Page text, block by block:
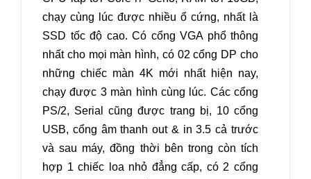
chạy cùng lúc được nhiều ổ cứng, nhất là
SSD tốc độ cao. Có cổng VGA phổ thông
nhất cho mọi màn hình, có 02 cổng DP cho
những chiếc màn 4K mới nhất hiện nay,
chạy được 3 màn hình cùng lúc. Các cổng
PS/2, Serial cũng được trang bị, 10 cổng
USB, cổng âm thanh out & in 3.5 cả trước
và sau máy, đồng thời bên trong còn tích
hợp 1 chiếc loa nhỏ đẳng cấp, có 2 cổng